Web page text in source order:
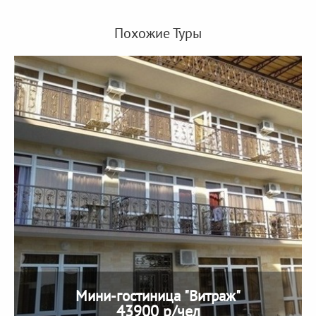
Похожие Туры
Мини-гостиница "Витраж"
43900 р/чел